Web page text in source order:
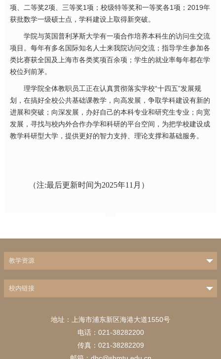
项、二等奖2项、三等奖1项；校级特等奖和一等奖各1项；2019年
获批数学一级硕士点，学科建设上取得新突破。
学院与英国普利茅斯大学有一项合作培养本科生的访问生交流
项目。每年有多名国际知名人士来我院访问交流；指导学生参加各
类比赛获全国及上海市各类奖项百余项；学生的就业率每年都在学
校位列前茅。
理学院全体教职员工正在认真贯彻落实学校“十四五”发展规
划，在搞好全校公共基础课教学，向高发展，争取学科建设有新的
进展和突破；向深发展，办好自己的本科专业和研究生专业；向宽
发展，寻找与校内外合作办学和科研的平台空间，为把学校建设成
教学科研型大学，提供更好的智力支持、理论支撑和基础服务。
（注:最后更新时间为2025年11月）
教学资源
校内链接
地址：上海市浦东新区海港大道1550号
电话：021-38282200
传真：021-38282209